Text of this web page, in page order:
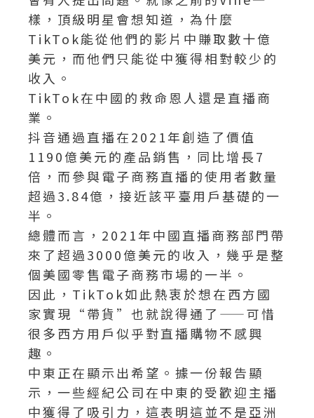
樣，頂級明星會想知道，為什麼
TikTok能從他們的影片中賺取數十億
美元，而他們只能從中獲得相對較少的
收入。
TikTok在中國的救命恩人還是直播商
業。
抖音通過直播在2021年創造了價值
1190億美元的產品銷售，同比增長7
倍，而參與電子商務直播的使用者數量
超過3.84億，接近該平臺用戶基礎的一
半。
總體而言，2021年中國直播商務部門帶
來了超過3000億美元的收入，幾乎是整
個美國零售電子商務市場的一半。
因此，TikTok如此熱衷於想在西方國
家實現“帶貨”也就說得通了——可惜
很多西方用戶似乎對直播購物不感興
趣。
中東正在顯示出希望。據一份報告顯
示，一些經紀公司在中東的受歡迎主播
中獲得了吸引力，這表明這並不是亞洲